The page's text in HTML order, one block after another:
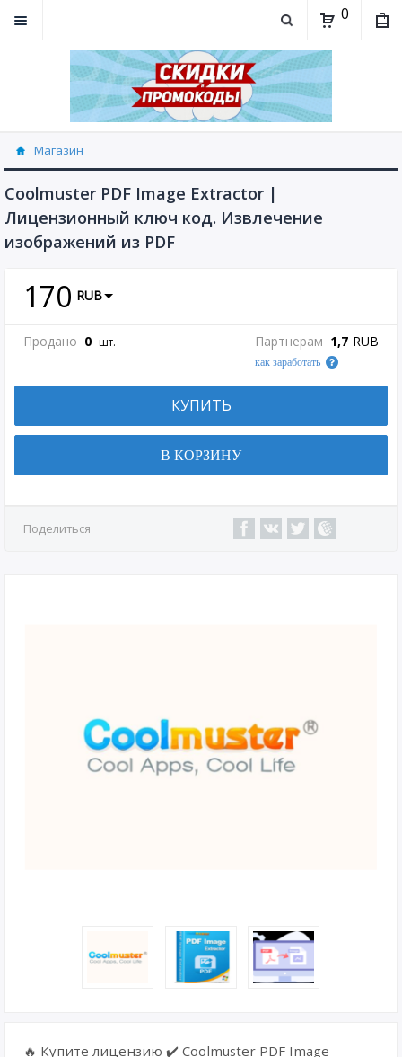
0
Магазин
Coolmuster PDF Image Extractor |
Лицензионный ключ код. Извлечение
изображений из PDF
170 RUB
Продано 0 шт. Партнерам 1,7 RUB
как заработать
КУПИТЬ
В КОРЗИНУ
Поделиться
🔥 Купите лицензию ✔️ Coolmuster PDF Image